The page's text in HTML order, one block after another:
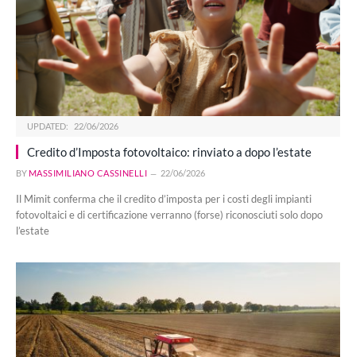
UPDATED: 22/06/2026
Credito d’Imposta fotovoltaico: rinviato a dopo l’estate
BY MASSIMILIANO CASSINELLI 22/06/2026
Il Mimit conferma che il credito d’imposta per i costi degli impianti
fotovoltaici e di certificazione verranno (forse) riconosciuti solo dopo
l’estate